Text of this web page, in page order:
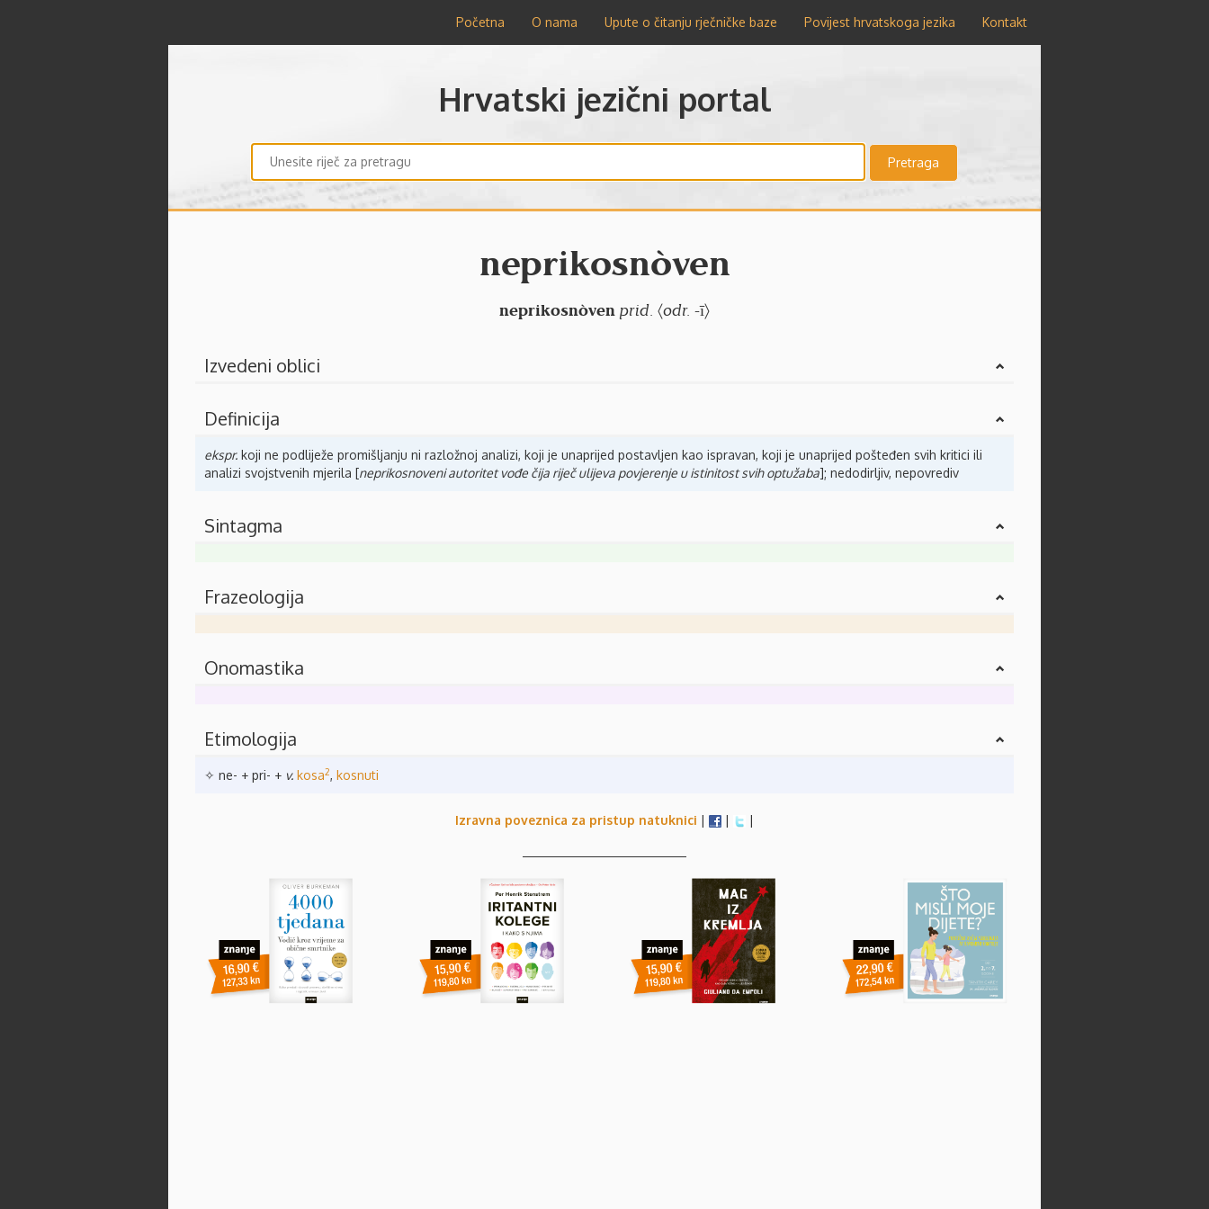
Početna O nama Upute o čitanju rječničke baze Povijest hrvatskoga jezika Kontakt
Hrvatski jezični portal
neprikosnòven
neprikosnòven prid. 〈odr. -ī〉
Izvedeni oblici
Definicija
ekspr. koji ne podliježe promišljanju ni razložnoj analizi, koji je unaprijed postavljen kao ispravan, koji je unaprijed pošteđen svih kritici ili
analizi svojstvenih mjerila [neprikosnoveni autoritet vođe čija riječ ulijeva povjerenje u istinitost svih optužaba]; nedodirljiv, nepovrediv
Sintagma
Frazeologija
Onomastika
Etimologija
✧ ne- + pri- + v. kosa2, kosnuti
Izravna poveznica za pristup natuknici | | |